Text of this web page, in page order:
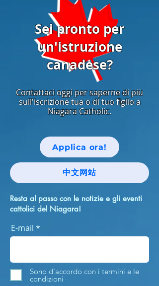
Sei pronto per
un'istruzione
canadese?
Contattaci oggi per saperne di più
sull'iscrizione tua o di tuo figlio a
Niagara Catholic.
Applica ora!
中文网站
Resta al passo con le notizie e gli eventi
cattolici del Niagara!
E-mail
Sono d'accordo con i termini e le
condizioni